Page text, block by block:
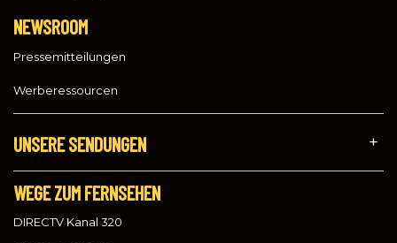
NEWSROOM
Pressemitteilungen
Werberessourcen
UNSERE SENDUNGEN
WEGE ZUM FERNSEHEN
DIRECTV Kanal 320